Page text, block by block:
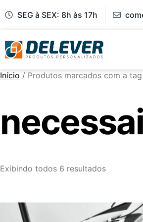
SEG à SEX: 8h às 17h
Início / Produtos marcados com a
Exibindo todos 6 resultados